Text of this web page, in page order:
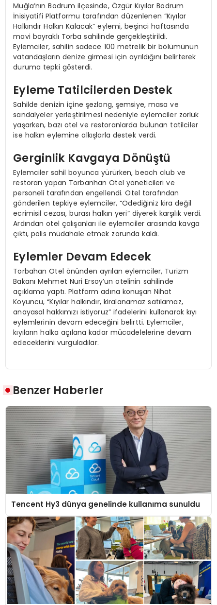
Muğla’nın Bodrum ilçesinde, Özgür Kıyılar Bodrum
İnisiyatifi Platformu tarafından düzenlenen “Kıyılar
Halkındır Halkın Kalacak” eylemi, beşinci haftasında
mavi bayraklı Torba sahilinde gerçekleştirildi.
Eylemciler, sahilin sadece 100 metrelik bir bölümünün
vatandaşların denize girmesi için ayrıldığını belirterek
duruma tepki gösterdi.
Eyleme Tatilcilerden Destek
Sahilde denizin içine şezlong, şemsiye, masa ve
sandalyeler yerleştirilmesi nedeniyle eylemciler zorluk
yaşarken, bazı otel ve restoranlarda bulunan tatilciler
ise halkın eylemine alkışlarla destek verdi.
Gerginlik Kavgaya Dönüştü
Eylemciler sahil boyunca yürürken, beach club ve
restoran yapan Torbanhan Otel yöneticileri ve
personeli tarafından engellendi. Otel tarafından
gönderilen tepkiye eylemciler, “Ödediğiniz kira değil
ecrimisil cezası, burası halkın yeri” diyerek karşılık verdi.
Ardından otel çalışanları ile eylemciler arasında kavga
çıktı, polis müdahale etmek zorunda kaldı.
Eylemler Devam Edecek
Torbahan Otel önünden ayrılan eylemciler, Turizm
Bakanı Mehmet Nuri Ersoy’un otelinin sahilinde
açıklama yaptı. Platform adına konuşan Nihat
Koyuncu, “Kıyılar halkındır, kiralanamaz satılamaz,
anayasal hakkımızı istiyoruz” ifadelerini kullanarak kıyı
eylemlerinin devam edeceğini belirtti. Eylemciler,
kıyıların halka açılana kadar mücadelelerine devam
edeceklerini vurguladılar.
Benzer Haberler
Tencent Hy3 dünya genelinde kullanıma sunuldu